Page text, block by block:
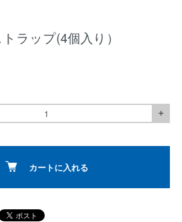
ラップ(4個入り）
＋
カートに入れる